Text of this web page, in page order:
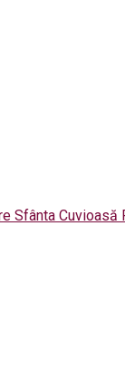
Sfânta Cuvioasă